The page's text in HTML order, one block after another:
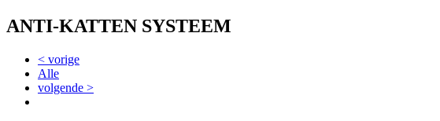
ANTI-KATTEN SYSTEEM
< vorige
Alle
volgende >